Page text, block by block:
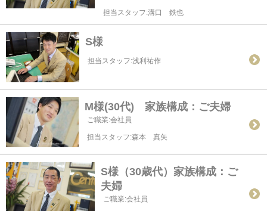
担当スタッフ:溝口 鉄也
S様
担当スタッフ:浅利祐作
M様(30代) 家族構成：ご夫婦
ご職業:会社員
担当スタッフ:森本 真矢
S様（30歳代）家族構成：ご
夫婦
ご職業:会社員